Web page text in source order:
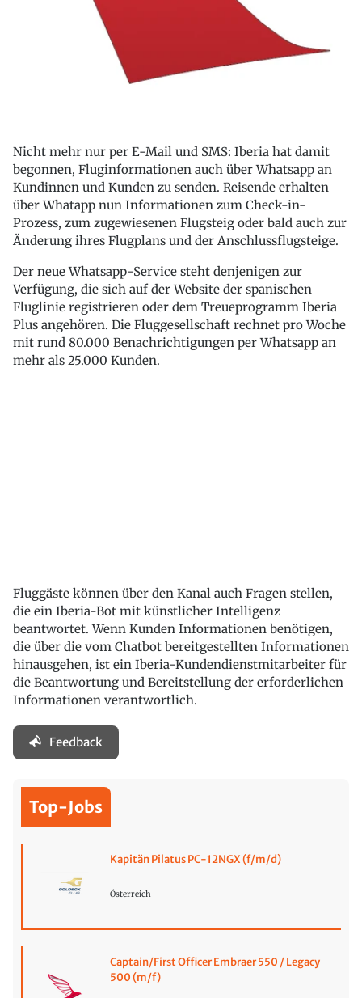
Nicht mehr nur per E-Mail und SMS: Iberia hat damit
begonnen, Fluginformationen auch über Whatsapp an
Kundinnen und Kunden zu senden. Reisende erhalten
über Whatapp nun Informationen zum Check-in-
Prozess, zum zugewiesenen Flugsteig oder bald auch zur
Änderung ihres Flugplans und der Anschlussflugsteige.
Der neue Whatsapp-Service steht denjenigen zur
Verfügung, die sich auf der Website der spanischen
Fluglinie registrieren oder dem Treueprogramm Iberia
Plus angehören. Die Fluggesellschaft rechnet pro Woche
mit rund 80.000 Benachrichtigungen per Whatsapp an
mehr als 25.000 Kunden.
Fluggäste können über den Kanal auch Fragen stellen,
die ein Iberia-Bot mit künstlicher Intelligenz
beantwortet. Wenn Kunden Informationen benötigen,
die über die vom Chatbot bereitgestellten Informationen
hinausgehen, ist ein Iberia-Kundendienstmitarbeiter für
die Beantwortung und Bereitstellung der erforderlichen
Informationen verantwortlich.
Feedback
Top-Jobs
Kapitän Pilatus PC-12NGX (f/m/d)
Österreich
Captain/First Officer Embraer 550 / Legacy
500 (m/f)